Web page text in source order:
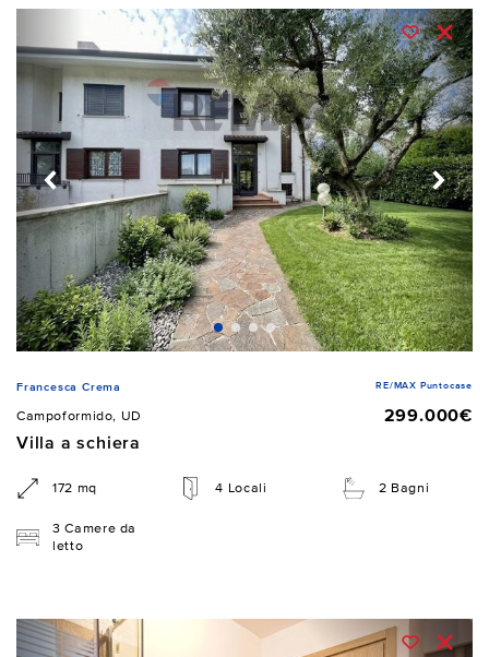
Francesca Crema RE/MAX Puntocase
Campoformido, UD
299.000€
Villa a schiera
172 mq 4 Locali 2 Bagni
3 Camere da
letto